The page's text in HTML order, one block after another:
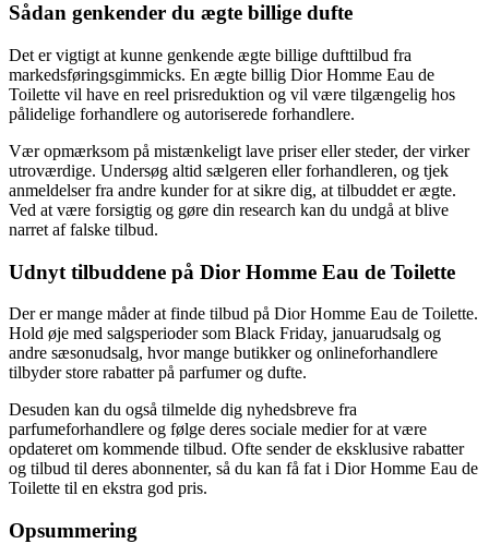
Sådan genkender du ægte billige dufte
Det er vigtigt at kunne genkende ægte billige dufttilbud fra
markedsføringsgimmicks. En ægte billig Dior Homme Eau de
Toilette vil have en reel prisreduktion og vil være tilgængelig hos
pålidelige forhandlere og autoriserede forhandlere.
Vær opmærksom på mistænkeligt lave priser eller steder, der virker
utroværdige. Undersøg altid sælgeren eller forhandleren, og tjek
anmeldelser fra andre kunder for at sikre dig, at tilbuddet er ægte.
Ved at være forsigtig og gøre din research kan du undgå at blive
narret af falske tilbud.
Udnyt tilbuddene på Dior Homme Eau de Toilette
Der er mange måder at finde tilbud på Dior Homme Eau de Toilette.
Hold øje med salgsperioder som Black Friday, januarudsalg og
andre sæsonudsalg, hvor mange butikker og onlineforhandlere
tilbyder store rabatter på parfumer og dufte.
Desuden kan du også tilmelde dig nyhedsbreve fra
parfumeforhandlere og følge deres sociale medier for at være
opdateret om kommende tilbud. Ofte sender de eksklusive rabatter
og tilbud til deres abonnenter, så du kan få fat i Dior Homme Eau de
Toilette til en ekstra god pris.
Opsummering